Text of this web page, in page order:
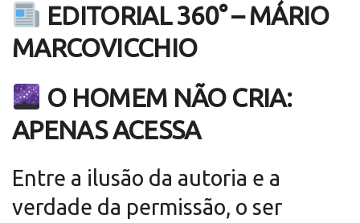
EDITORIAL 360° – MÁRIO
MARCOVICCHIO
O HOMEM NÃO CRIA:
APENAS ACESSA
Entre a ilusão da autoria e a
verdade da permissão, o ser